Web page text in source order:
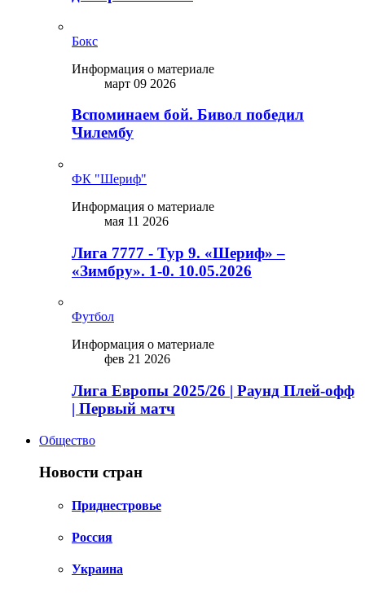
Бокс
Информация о материале
март 09 2026
Вспоминаем бой. Бивол победил
Чилембу
ФК "Шериф"
Информация о материале
мая 11 2026
Лига 7777 - Тур 9. «Шериф» –
«Зимбру». 1-0. 10.05.2026
Футбол
Информация о материале
фев 21 2026
Лига Европы 2025/26 | Раунд Плей-офф
| Первый матч
Общество
Новости стран
Приднестровье
Россия
Украина